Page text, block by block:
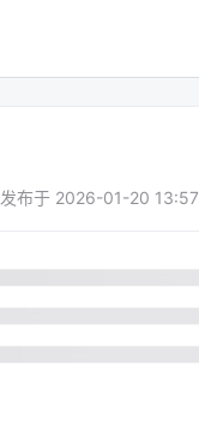
发布于 2026-01-20 13:57